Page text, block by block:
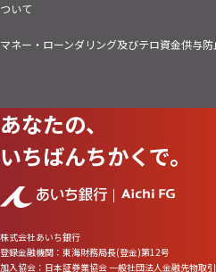
あなたの、
いちばんちかくで。
株式会社あいち銀行
登録金融機関：東海財務局長(登金)第12号
加入協会：日本証券業協会 一般社団法人金融先物取
ついて
マネー・ローンダリング及びテロ資金供与